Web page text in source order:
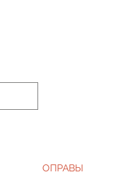
ОПРАВЫ